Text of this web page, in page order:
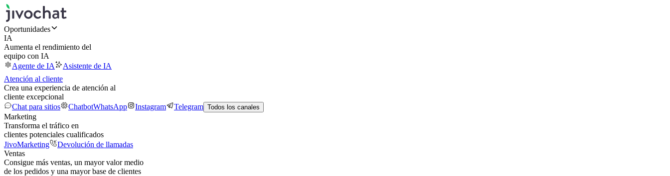
Oportunidades
IA
Aumenta el rendimiento del
equipo con IA
Agente de IA
Asistente de IA
Atención al cliente
Crea una experiencia de atención al
cliente excepcional
Chat para sitios
ChatbotWhatsApp Instagram Telegram Todos los canales
Marketing
Transforma el tráfico en
clientes potenciales cualificados
JivoMarketing
Devolución de llamadas
Ventas
Consigue más ventas, un mayor valor medio
de los pedidos y una mayor base de clientes